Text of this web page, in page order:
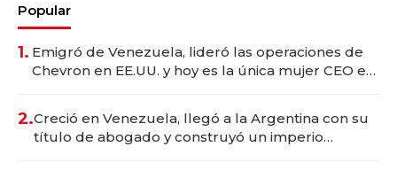
Popular
1. Emigró de Venezuela, lideró las operaciones de
Chevron en EE.UU. y hoy es la única mujer CEO en
2.Creció en Venezuela, llegó a la Argentina con su
título de abogado y construyó un imperio